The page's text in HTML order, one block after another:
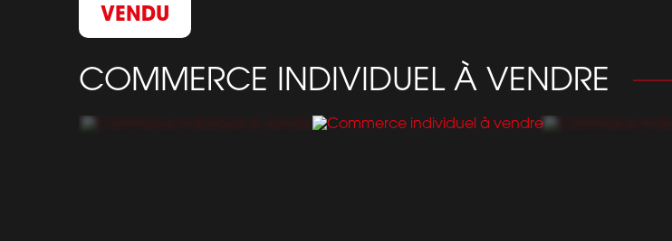
VENDU
COMMERCE INDIVIDUEL À VENDRE